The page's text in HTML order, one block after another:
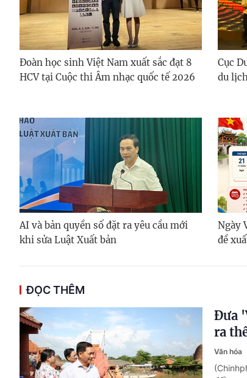
Đoàn học sinh Việt Nam xuất sắc đạt 8
HCV tại Cuộc thi Âm nhạc quốc tế 2026
Cục
du
AI và bản quyền số đặt ra yêu cầu mới
khi sửa Luật Xuất bản
Ngày
đề
ĐỌC THÊM
Đưa
ra
Văn hóa